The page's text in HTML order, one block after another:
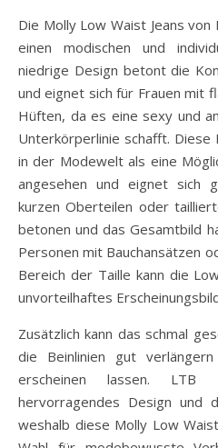
Die Molly Low Waist Jeans
einen modischen und
niedrige Design betont die
und eignet sich für Frauen mit
Hüften, da es eine sexy und
Unterkörperlinie schafft.
in der Modewelt als eine
angesehen und eignet sich
kurzen Oberteilen oder
betonen und das Gesamtbild
Personen mit Bauchansätzen
Bereich der Taille kann die
unvorteilhaftes
Zusätzlich kann das schmal
die Beinlinien gut
erscheinen lassen.
hervorragendes Design und
weshalb diese Molly Low